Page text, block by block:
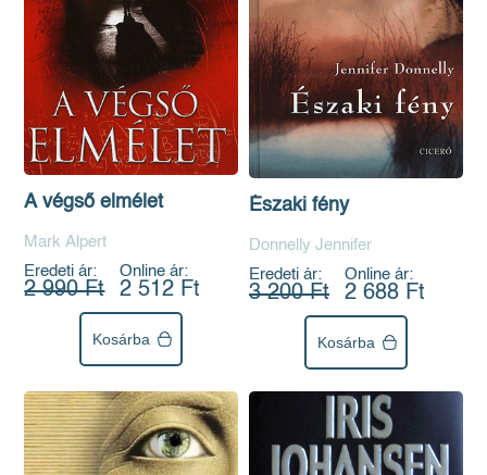
A végső elmélet
Mark Alpert
Eredeti ár:
2 990 Ft
Online ár:
2 512 Ft
Kosárba
Északi fény
Donnelly Jennifer
Eredeti ár:
3 200 Ft
Online ár:
2 688 Ft
Kosárba